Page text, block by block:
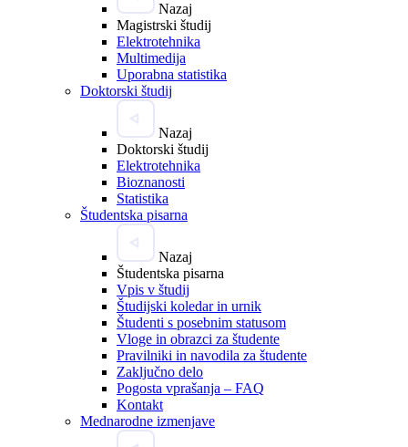
Nazaj
Magistrski študij
Elektrotehnika
Multimedija
Uporabna statistika
Doktorski študij
Nazaj
Doktorski študij
Elektrotehnika
Bioznanosti
Statistika
Študentska pisarna
Nazaj
Študentska pisarna
Vpis v študij
Študijski koledar in urnik
Študenti s posebnim statusom
Vloge in obrazci za študente
Pravilniki in navodila za študente
Zaključno delo
Pogosta vprašanja – FAQ
Kontakt
Mednarodne izmenjave